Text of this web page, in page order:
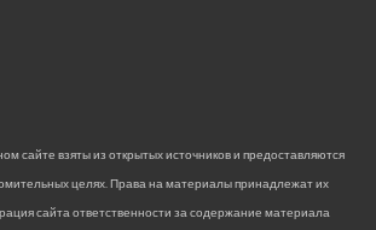
сайте взяты из открытых источников и предоставляются
целях. Права на материалы принадлежат их
сайта ответственности за содержание материала